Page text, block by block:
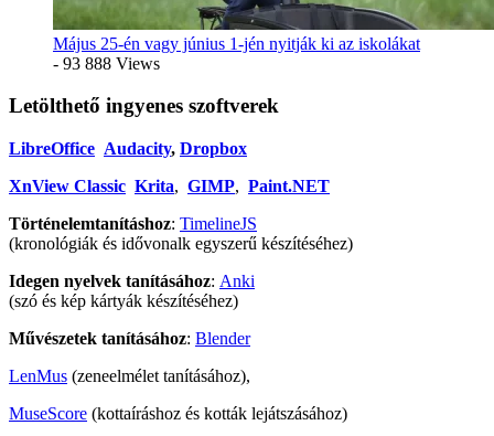
Május 25-én vagy június 1-jén nyitják ki az iskolákat
- 93 888 Views
Letölthető ingyenes szoftverek
LibreOffice Audacity, Dropbox
XnView Classic Krita, GIMP, Paint.NET
Történelemtanításhoz: TimelineJS
(kronológiák és idővonalk egyszerű készítéséhez)
Idegen nyelvek tanításához: Anki
(szó és kép kártyák készítéséhez)
Művészetek tanításához: Blender
LenMus (zeneelmélet tanításához),
MuseScore (kottaíráshoz és kották lejátszásához)